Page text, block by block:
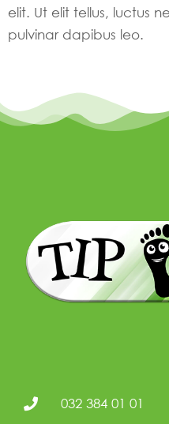
elit. Ut elit tellus, luctus
pulvinar dapibus leo.
032 384 01 01